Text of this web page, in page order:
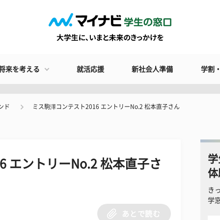
来を考える 就活応援 新社会人準備 学割
ド ミス駒澤コンテスト2016 エントリーNo.2 松本直子さん
エントリーNo.2 松本直子さ
あとで読む
体
き
学